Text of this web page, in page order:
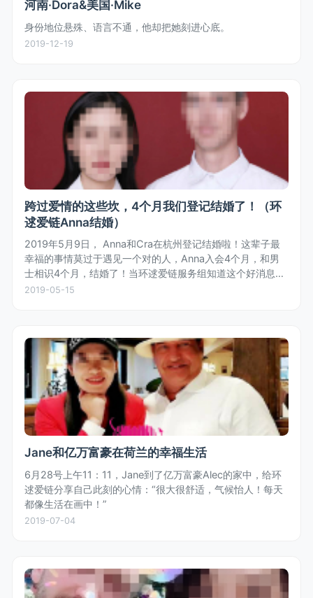
河南·Dora&美国·Mike
身份地位悬殊、语言不通，他却把她刻进心底。
2019-12-19
跨过爱情的这些坎，4个月我们登记结婚了！（环
逑爱链Anna结婚）
2019年5月9日， Anna和Cra在杭州登记结婚啦！这辈子最
幸福的事情莫过于遇见一个对的人，Anna入会4个月，和男
士相识4个月，结婚了！当环逑爱链服务组知道这个好消息
时，齐体为女士欢呼，也为女士收获真爱和幸福感到开心。
2019-05-15
Jane和亿万富豪在荷兰的幸福生活
6月28号上午11：11，Jane到了亿万富豪Alec的家中，给环
逑爱链分享自己此刻的心情：“很大很舒适，气候怡人！每天
都像生活在画中！”
2019-07-04